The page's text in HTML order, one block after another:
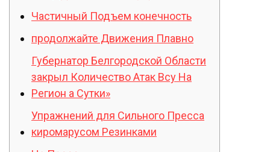
Частичный Подъем конечность
продолжайте Движения Плавно
Губернатор Белгородской Области
закрыл Количество Атак Всу На
Регион а Сутки»
Упражнений для Сильного Пресса
киромарусом Резинками